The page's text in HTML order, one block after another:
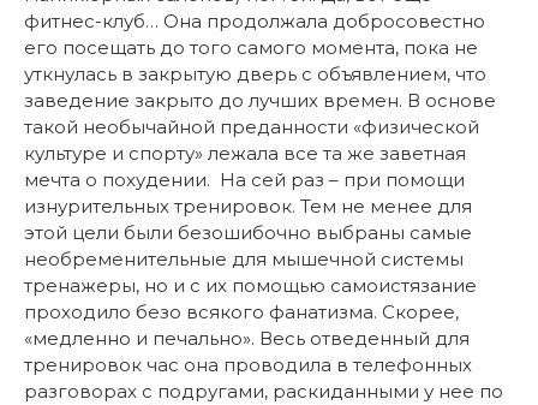
фитнес-клуб… Она продолжала добросовестно
его посещать до того самого момента, пока не
уткнулась в закрытую дверь с объявлением, что
заведение закрыто до лучших времен. В основе
такой необычайной преданности «физической
культуре и спорту» лежала все та же заветная
мечта o похудении. На сей раз – при помощи
изнурительных тренировок. Тем не менее для
этой цели были безошибочно выбраны самые
необременительные для мышечной системы
тренажеры, но и с их помощью самоистязание
проходило безо всякого фанатизма. Скорее,
«медленно и печально». Весь отведенный для
тренировок час она проводила в телефонных
разговорах с подругами, раскиданными у нее по